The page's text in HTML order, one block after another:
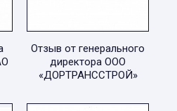
Отзыв от генерального
директора ООО
«ДОРТРАНССТРОЙ»